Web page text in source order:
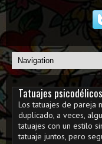
Tatuajes
Los tatuajes de pareja
duplicado, a veces,
tatuajes con un estilo
tatuaje juntos, pero